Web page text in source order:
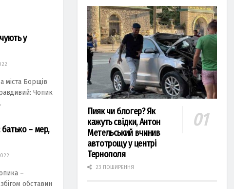
у
міста Борщів
Чопик
батько – мер,
–
обстaвин
Пияк чи блогер? Як
кажуть свідки, Антон
Метельський вчинив
автотрощу у центрі
Тернополя
23 ПОШИРЕННЯ